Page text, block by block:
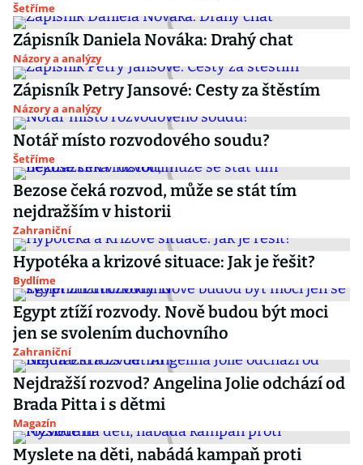
Šetříme
Zápisník Daniela Nováka: Drahý chat
Názory a analýzy
Zápisník Petry Jansové: Cesty za štěstím
Názory a analýzy
Notář místo rozvodového soudu?
Šetříme
Bezose čeká rozvod, může se stát tím
nejdražším v historii
Zahraniční
Hypotéka a krizové situace: Jak je řešit?
Bydlíme
Egypt ztíží rozvody. Nově budou být moci
jen se svolením duchovního
Zahraniční
Nejdražší rozvod? Angelina Jolie odchází od
Brada Pitta i s dětmi
Magazín
Myslete na děti, nabádá kampaň proti